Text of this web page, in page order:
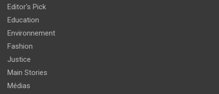
Editor's Pick
Education
Environnement
Fashion
Justice
Main Stories
Médias